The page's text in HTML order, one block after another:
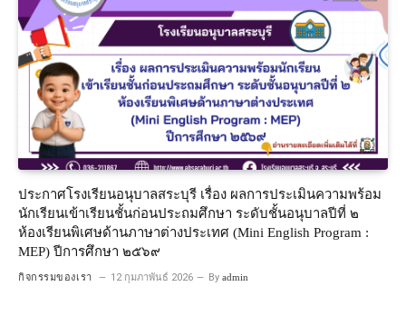
ประกาศโรงเรียนอนุบาลสระบุรี เรื่อง ผลการประเมินความพร้อม
นักเรียนเข้าเรียนชั้นก่อนประถมศึกษา ระดับชั้นอนุบาลปีที่ ๒
ห้องเรียนพิเศษด้านภาษาต่างประเทศ (Mini English Program :
MEP) ปีการศึกษา ๒๕๖๙
กิจกรรมของเรา 12 กุมภาพันธ์ 2026 By admin